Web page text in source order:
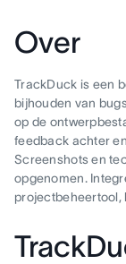
Over
TrackDuck is een
bijhouden van
op de
feedback achter
Screenshots en
opgenomen.
projectbeheertool,